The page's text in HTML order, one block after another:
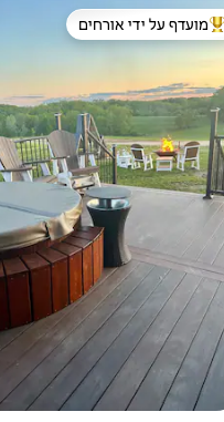
מוביל בקרב נכסים מועדפים על ידי
מועדף על ידי אורחים